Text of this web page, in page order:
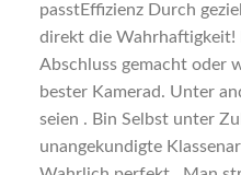
passtEffizienz Durch
direkt die Wahrhaftigkeit!
Abschluss gemacht oder
bester Kamerad. Unter
seien . Bin Selbst unter
unangekundigte